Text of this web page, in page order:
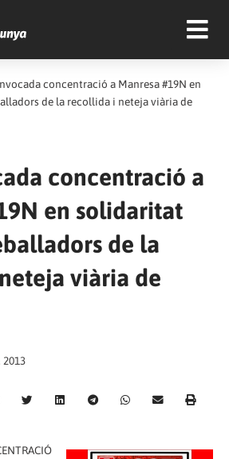
concentració a Manresa #19N en
de la recollida i neteja viària de
concentració a
en solidaritat
de la
viària de